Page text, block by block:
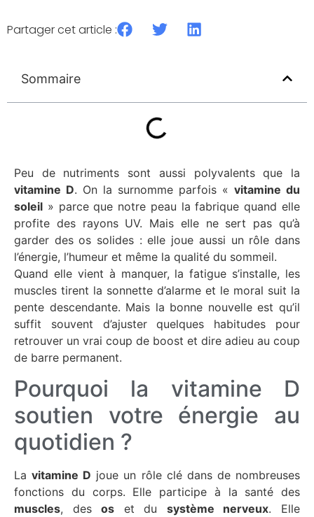
Partager cet article :
Sommaire
Peu de nutriments sont aussi polyvalents que la
vitamine D. On la surnomme parfois « vitamine du
soleil » parce que notre peau la fabrique quand elle
profite des rayons UV. Mais elle ne sert pas qu’à
garder des os solides : elle joue aussi un rôle dans
l’énergie, l’humeur et même la qualité du sommeil.
Quand elle vient à manquer, la fatigue s’installe, les
muscles tirent la sonnette d’alarme et le moral suit la
pente descendante. Mais la bonne nouvelle est qu’il
suffit souvent d’ajuster quelques habitudes pour
retrouver un vrai coup de boost et dire adieu au coup
de barre permanent.
Pourquoi la vitamine D
soutien votre énergie au
quotidien ?
Lavitamine D joue un rôle clé dans de nombreuses
fonctions du corps. Elle participe à la santé des
muscles, desos et du système nerveux. Elle